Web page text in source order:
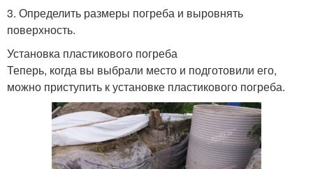
3. Определить размеры погреба и выровнять
поверхность.
Установка пластикового погреба
Теперь, когда вы выбрали место и подготовили его,
можно приступить к установке пластикового погреба.